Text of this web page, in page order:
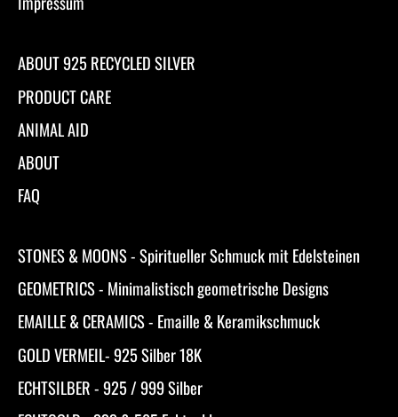
ABOUT 925 RECYCLED SILVER
PRODUCT CARE
ANIMAL AID
ABOUT
FAQ
STONES & MOONS - Spiritueller Schmuck mit Edelsteinen
GEOMETRICS - Minimalistisch geometrische Designs
EMAILLE & CERAMICS - Emaille & Keramikschmuck
GOLD VERMEIL- 925 Silber 18K
ECHTSILBER - 925 / 999 Silber